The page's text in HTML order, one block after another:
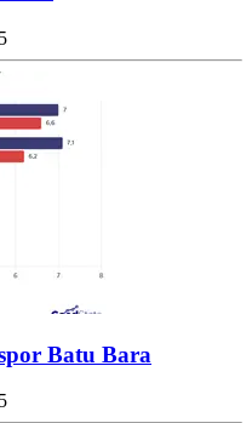
Batu Bara